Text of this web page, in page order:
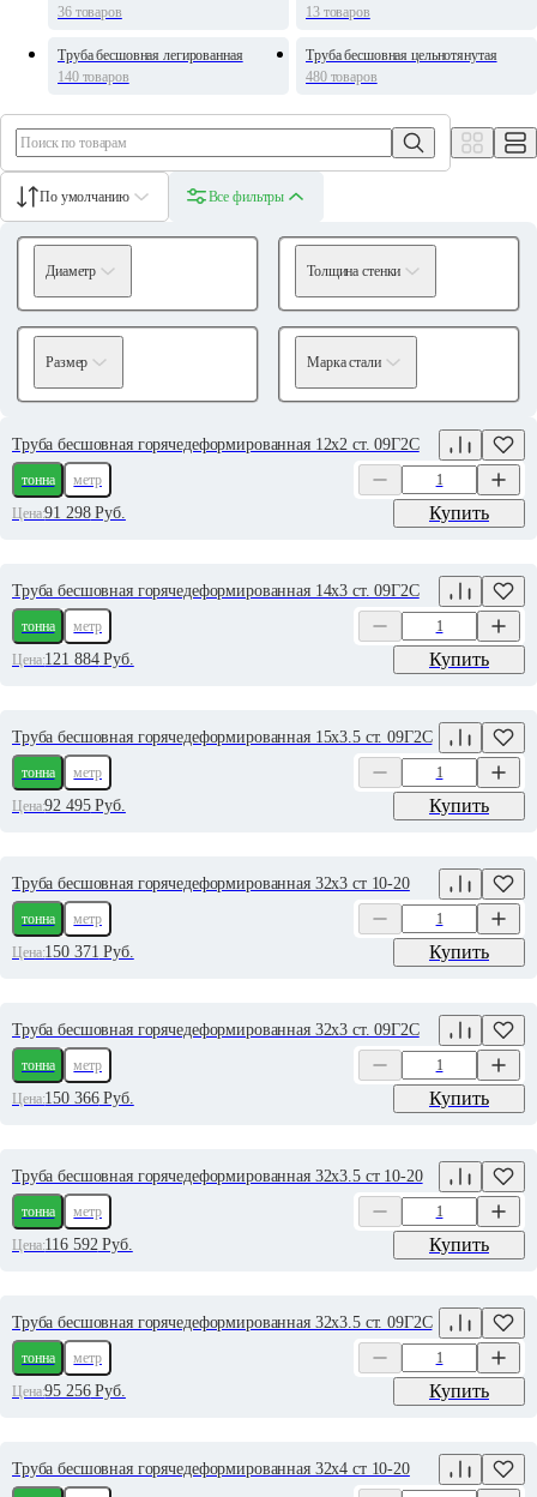
36 товаров
13 товаров
Труба бесшовная легированная
140 товаров
Труба бесшовная цельнотянутая
480 товаров
По умолчанию Все фильтры
Диаметр Толщина стенки
Размер Марка стали
Труба бесшовная горячедеформированная 12х2 ст. 09Г2С
тонна
метр
Цена:91 298Руб. Купить
Труба бесшовная горячедеформированная 14х3 ст. 09Г2С
тонна
метр
Цена:121 884Руб. Купить
Труба бесшовная горячедеформированная 15х3.5 ст. 09Г2С
тонна
метр
Цена:92 495Руб. Купить
Труба бесшовная горячедеформированная 32х3 ст 10-20
тонна
метр
Цена:150 371 Руб. Купить
Труба бесшовная горячедеформированная 32х3 ст. 09Г2С
тонна
метр
Цена:150 366Руб. Купить
Труба бесшовная горячедеформированная 32х3.5 ст 10-20
тонна
метр
Цена:116 592Руб. Купить
Труба бесшовная горячедеформированная 32х3.5 ст. 09Г2С
тонна
метр
Цена:95 256Руб. Купить
Труба бесшовная горячедеформированная 32х4 ст 10-20